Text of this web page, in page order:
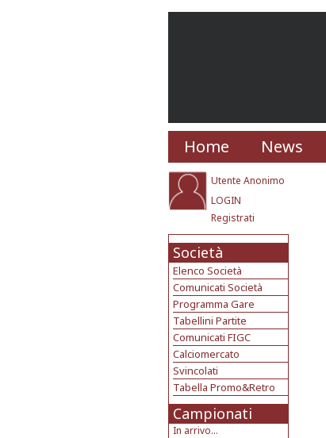
Home News
Utente Anonimo
LOGIN
Registrati
Società
Elenco Società
Comunicati Società
Programma Gare
Tabellini Partite
Comunicati FIGC
Calciomercato
Svincolati
Tabella Promo&Retro
Campionati
In arrivo...